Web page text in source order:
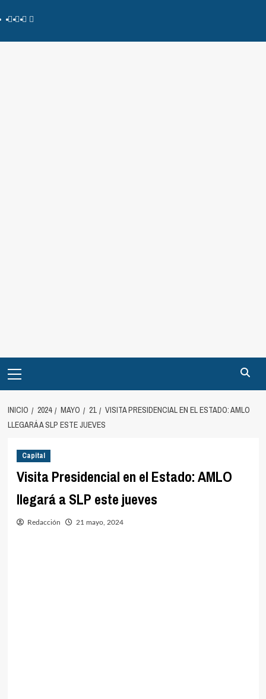
INICIO 2024 MAYO 21
VISITA PRESIDENCIAL EN EL ESTADO: AMLO
LLEGARÁ A SLP ESTE JUEVES
Capital
Visita Presidencial en el Estado: AMLO
llegará a SLP este jueves
Redacción 21 mayo, 2024